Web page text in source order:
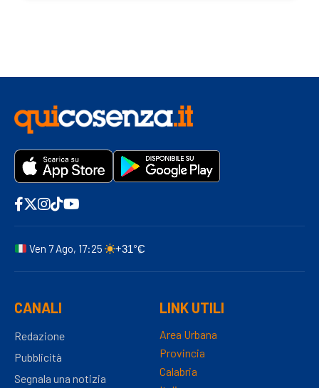
Ven 7 Ago, 17:25 +31°C
CANALI
Redazione
Pubblicità
Segnala una notizia
LINK UTILI
Area Urbana
Provincia
Calabria